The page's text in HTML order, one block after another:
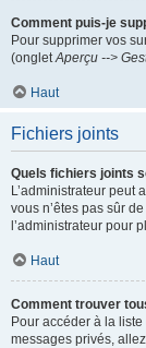
Comment puis-je
Pour supprimer vos
(ongletAperçu -->
Haut
Fichiers joints
Quels fichiers joints
L’administrateur peut
vous n’êtes pas sûr
l’administrateur pour
Haut
Comment trouver
Pour accéder à la
messages privés,